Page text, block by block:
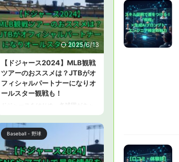
ンゼルスは、日本から比較的行きや
すいことから、大谷翔平選手を現地
で応援したいと考えているファンも
多いのではないでしょうか。 ドジャ
ースタジアムでのドジャース戦のチ
ケット販売が開始されました。 この
記事では、ドジャースの本拠地ドジ
ャースタジアムでの試合のチケット
購入方法について解説します。 【ド
ジャース2024】ドジャースタジアム
2025/6/13
【ドジャース2024】MLB観戦
ツアーのおススメは？JTBがオ
フィシャルパートナーになりオ
ールスター観戦も！
ドジャースをはじめ、各球団がキャ
ンプインし、大きな盛り上がりを見
せているMLB。 韓国の開幕戦のプラ
チナチケットは、韓国在住以外の一
般人の入手はほぼ困難な状況でし
た。 開幕戦は諦めて、一足早くアリ
Baseball - 野球